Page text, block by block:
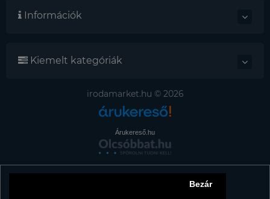
Bezár
Információk
Kiemelt kategóriák
irodamarket.hu © 2026
Árukereső.hu
Tájékoztató az adattörlő címkékről